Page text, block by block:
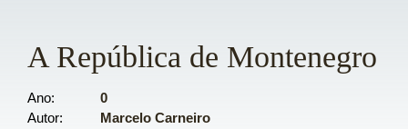
A República de Montenegro
Ano
0
Autor
Marcelo Carneiro